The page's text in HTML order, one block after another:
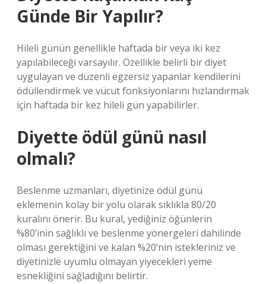
Günde Bir Yapılır?
Hileli günün genellikle haftada bir veya iki kez
yapılabileceği varsayılır. Özellikle belirli bir diyet
uygulayan ve düzenli egzersiz yapanlar kendilerini
ödüllendirmek ve vücut fonksiyonlarını hızlandırmak
için haftada bir kez hileli gün yapabilirler.
Diyette ödül günü nasıl
olmalı?
Beslenme uzmanları, diyetinize ödül günü
eklemenin kolay bir yolu olarak sıklıkla 80/20
kuralını önerir. Bu kural, yediğiniz öğünlerin
%80’inin sağlıklı ve beslenme yönergeleri dahilinde
olması gerektiğini ve kalan %20’nin istekleriniz ve
diyetinizle uyumlu olmayan yiyecekleri yeme
esnekliğini sağladığını belirtir.